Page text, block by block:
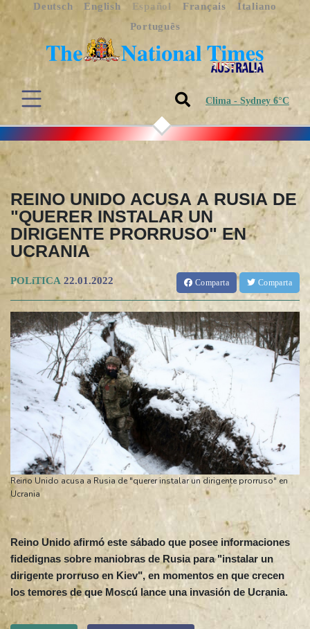
Deutsch English Español Français
Italiano
Português
Clima - Sydney 6°C
REINO UNIDO ACUSA A RUSIA DE
"QUERER INSTALAR UN
DIRIGENTE PRORRUSO" EN
UCRANIA
POLíTICA 22.01.2022 Comparta Comparta
Reino Unido acusa a Rusia de "querer instalar un dirigente prorruso" en
Ucrania
Reino Unido afirmó este sábado que posee informaciones
fidedignas sobre maniobras de Rusia para "instalar un
dirigente prorruso en Kiev", en momentos en que crecen
los temores de que Moscú lance una invasión de Ucrania.